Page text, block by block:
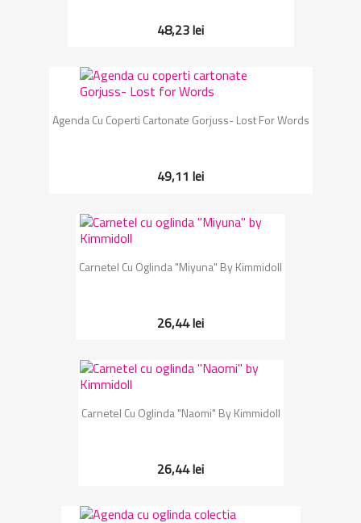
48,23 lei
Agenda Cu Coperti Cartonate Gorjuss- Lost For Words
49,11 lei
Carnetel Cu Oglinda "Miyuna" By Kimmidoll
26,44 lei
Carnetel Cu Oglinda "Naomi" By Kimmidoll
26,44 lei